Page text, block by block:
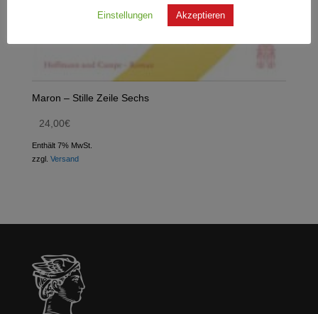
Maron – Stille Zeile Sechs
24,00€
Enthält 7% MwSt.
zzgl. Versand
Einstellungen Akzeptieren